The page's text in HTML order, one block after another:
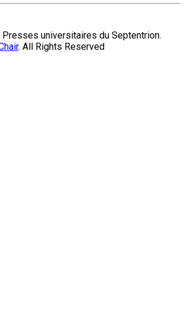
universitaires du Septentrion.
. All Rights Reserved